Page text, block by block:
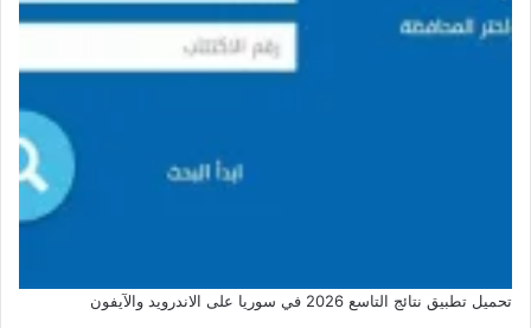
تحميل تطبيق نتائج التاسع 2026 في سوريا على الاندرويد والآيفون